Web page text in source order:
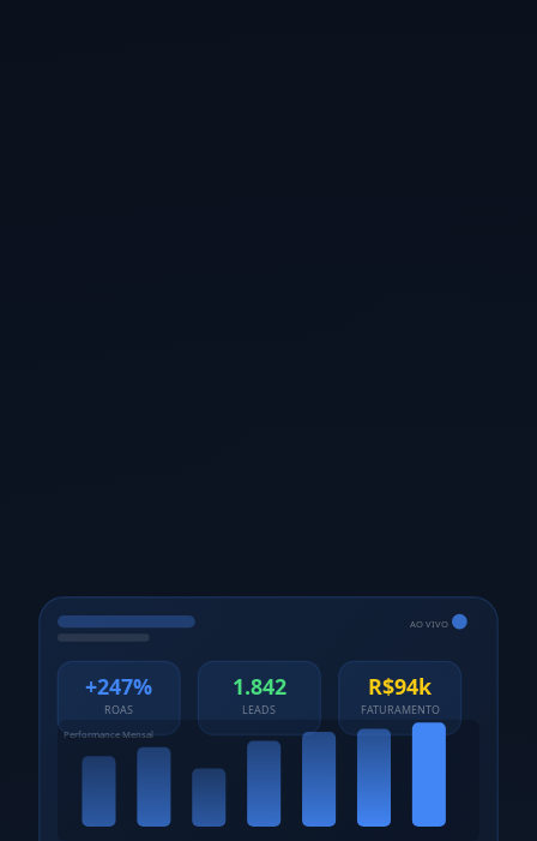
+247%
ROAS
1.842
LEADS
R$94k
FATURAMENTO
Performance Mensal
AO VIVO